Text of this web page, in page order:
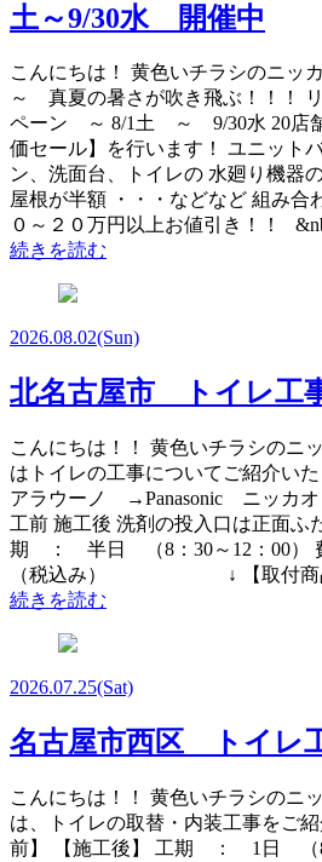
土～9/30水 開催中
こんにちは！ 黄色いチラシのニッ
～ 真夏の暑さが吹き飛ぶ！！！
ペーン ～ 8/1土 ～ 9/30水 20店
価セール】を行います！ ユニット
ン、洗面台、トイレの 水廻り機器
屋根が半額 ・・・などなど 組み合
０～２０万円以上お値引き！！
続きを読む
2026.08.02(Sun)
北名古屋市 トイレ工
こんにちは！！ 黄色いチラシのニ
はトイレの工事についてご紹介いた
アラウーノ →Panasonic ニッカオ
工前 施工後 洗剤の投入口は正面
期 ： 半日 （8：30～12：00）
（税込み） ↓ 【取付商品
続きを読む
2026.07.25(Sat)
名古屋市西区 トイレ
こんにちは！！ 黄色いチラシのニ
は、トイレの取替・内装工事をご
前】 【施工後】 工期 ： 1日 （8